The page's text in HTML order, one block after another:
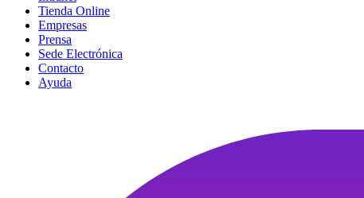
Tienda Online
Empresas
Prensa
Sede Electrónica
Contacto
Ayuda